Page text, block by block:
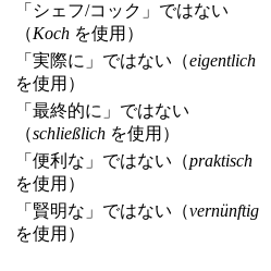
「シェフ/コック」ではない
（Koch を使用）
「実際に」ではない（eigentlich
を使用）
「最終的に」ではない
（schließlich を使用）
「便利な」ではない（praktisch
を使用）
「賢明な」ではない（vernünftig
を使用）